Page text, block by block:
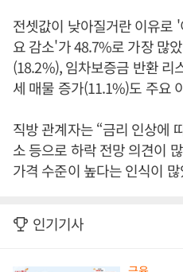
전셋값이 낮아질거란 이유로
요 감소'가 48.7%로 가장 많
(18.2%), 임차보증금 반환 리
세 매물 증가(11.1%)도 주요
직방 관계자는 “금리 인상에
소 등으로 하락 전망 의견이
가격 수준이 높다는 인식이
인기기사